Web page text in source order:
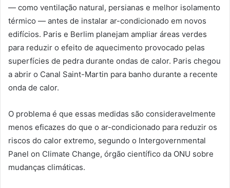
— como ventilação natural, persianas e melhor isolamento
térmico — antes de instalar ar-condicionado em novos
edifícios. Paris e Berlim planejam ampliar áreas verdes
para reduzir o efeito de aquecimento provocado pelas
superfícies de pedra durante ondas de calor. Paris chegou
a abrir o Canal Saint-Martin para banho durante a recente
onda de calor.
O problema é que essas medidas são consideravelmente
menos eficazes do que o ar-condicionado para reduzir os
riscos do calor extremo, segundo o Intergovernmental
Panel on Climate Change, órgão científico da ONU sobre
mudanças climáticas.